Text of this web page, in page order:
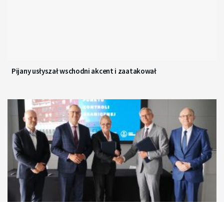
Pijany usłyszał wschodni akcent i zaatakował